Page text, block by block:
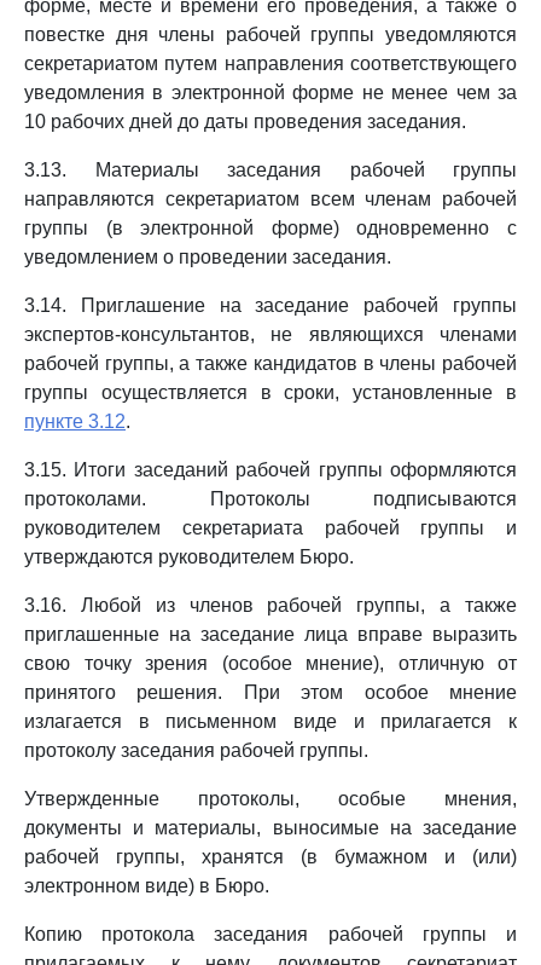
форме, месте и времени его проведения, а также о
повестке дня члены рабочей группы уведомляются
секретариатом путем направления соответствующего
уведомления в электронной форме не менее чем за
10 рабочих дней до даты проведения заседания.
3.13. Материалы заседания рабочей группы
направляются секретариатом всем членам рабочей
группы (в электронной форме) одновременно с
уведомлением о проведении заседания.
3.14. Приглашение на заседание рабочей группы
экспертов-консультантов, не являющихся членами
рабочей группы, а также кандидатов в члены рабочей
группы осуществляется в сроки, установленные в
пункте 3.12.
3.15. Итоги заседаний рабочей группы оформляются
протоколами. Протоколы подписываются
руководителем секретариата рабочей группы и
утверждаются руководителем Бюро.
3.16. Любой из членов рабочей группы, а также
приглашенные на заседание лица вправе выразить
свою точку зрения (особое мнение), отличную от
принятого решения. При этом особое мнение
излагается в письменном виде и прилагается к
протоколу заседания рабочей группы.
Утвержденные протоколы, особые мнения,
документы и материалы, выносимые на заседание
рабочей группы, хранятся (в бумажном и (или)
электронном виде) в Бюро.
Копию протокола заседания рабочей группы и